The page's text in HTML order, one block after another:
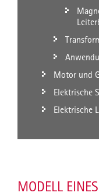
Motor und
Elektrische
Elektrische
MODELL